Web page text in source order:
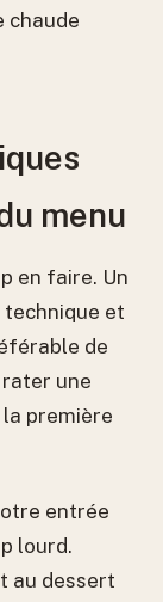
chaude
menu
en faire. Un
technique et
de
une
première
entrée
lourd.
au dessert